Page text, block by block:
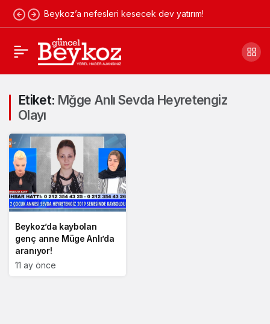
Beykoz’a nefesleri kesecek dev yatırım!
Etiket: Mğge Anlı Sevda Heyretengiz
Olayı
Beykoz’da kaybolan
genç anne Müge Anlı’da
aranıyor!
11 ay önce